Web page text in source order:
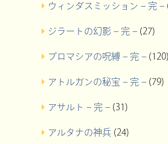
ウィンダスミッション – 完 –
ジラートの幻影 – 完 –(27)
プロマシアの呪縛 – 完 –(120)
アトルガンの秘宝 – 完 –(79)
アサルト – 完 –(31)
アルタナの神兵(24)